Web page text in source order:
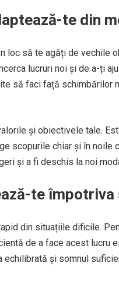
te din
loc să te agăți de vechile
lucruri noi și de a-ți
să faci față
și obiectivele tale.
scopurile chiar și în noile
și a fi deschis la noi
te
din situațiile dificile.
de a face acest lucru
și somnul